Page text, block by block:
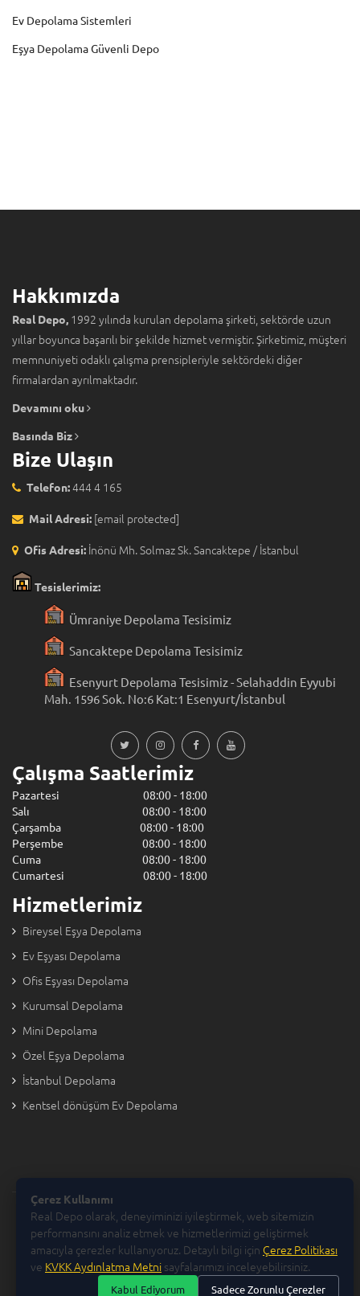
Ev Depolama Sistemleri
Eşya Depolama Güvenli Depo
Hakkımızda
Real Depo, 1992 yılında kurulan depolama şirketi, sektörde uzun
yıllar boyunca başarılı bir şekilde hizmet vermiştir. Şirketimiz, müşteri
memnuniyeti odaklı çalışma prensipleriyle sektördeki diğer
firmalardan ayrılmaktadır.
Devamını oku
Basında Biz
Bize Ulaşın
Telefon:444 4 165
Mail Adresi: [email protected]
Ofis Adresi: İnönü Mh. Solmaz Sk. Sancaktepe / İstanbul
Tesislerimiz:
Ümraniye Depolama Tesisimiz
Sancaktepe Depolama Tesisimiz
Esenyurt Depolama Tesisimiz - Selahaddin Eyyubi
Mah. 1596 Sok. No:6 Kat:1 Esenyurt/İstanbul
Çalışma Saatlerimiz
Pazartesi 08:00 - 18:00
Salı 08:00 - 18:00
Çarşamba 08:00 - 18:00
Perşembe 08:00 - 18:00
Cuma 08:00 - 18:00
Cumartesi 08:00 - 18:00
Hizmetlerimiz
Bireysel Eşya Depolama
Ev Eşyası Depolama
Ofis Eşyası Depolama
Kurumsal Depolama
Mini Depolama
Özel Eşya Depolama
İstanbul Depolama
Kentsel dönüşüm Ev Depolama
Copyright © 2026 Real Depo
Çerez Kullanımı
Real Depo olarak, deneyiminizi iyileştirmek, web sitemizin
performansını analiz etmek ve hizmetlerimizi geliştirmek
amacıyla çerezler kullanıyoruz. Detaylı bilgi için Çerez Politikası
ve KVKK Aydınlatma Metni sayfalarımızı inceleyebilirsiniz.
Kabul Ediyorum Sadece Zorunlu Çerezler